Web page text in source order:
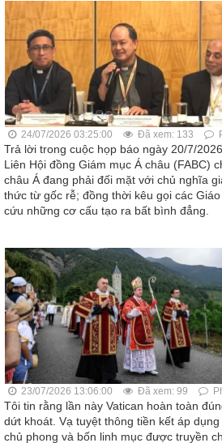
24/07/2026 03:25:00 Đã xem: 133
Trả lời trong cuộc họp báo ngày 20/7/
Liên Hội đồng Giám mục Á châu (FABC)
châu Á đang phải đối mặt với chủ nghĩa
thức từ gốc rễ; đồng thời kêu gọi các
cứu những cơ cấu tạo ra bất bình đẳng.
23/07/2026 13:06:00 Đã xem: 99
Tôi tin rằng lần này Vatican hoàn toàn
dứt khoát. Vạ tuyệt thông tiền kết áp
chủ phong và bốn linh mục được truyền